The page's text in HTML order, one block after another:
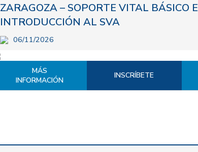
ZARAGOZA – SOPORTE VITAL BÁSICO E
INTRODUCCIÓN AL SVA
06/11/2026
MÁS
INFORMACIÓN
INSCRÍBETE